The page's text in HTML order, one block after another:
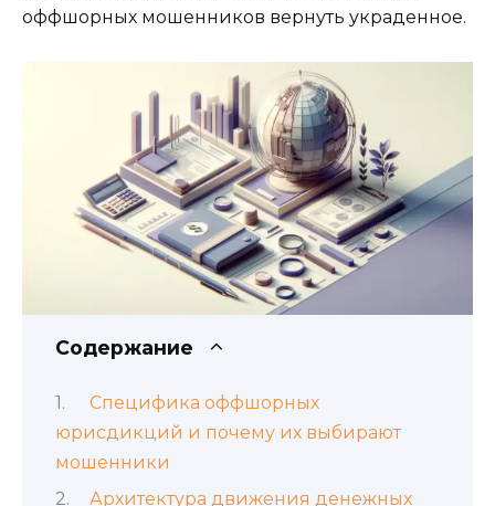
оффшорных мошенников вернуть украденное.
Содержание
Специфика оффшорных
юрисдикций и почему их выбирают
мошенники
Архитектура движения денежных